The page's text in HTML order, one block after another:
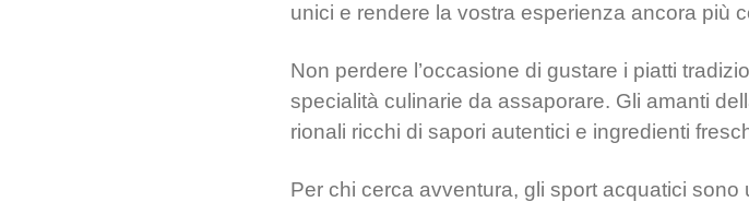
unici e rendere la vostra esperienza ancora più
Non perdere l’occasione di gustare i piatti
specialità culinarie da assaporare. Gli amanti
rionali ricchi di sapori autentici e ingredienti
Per chi cerca avventura, gli sport acquatici